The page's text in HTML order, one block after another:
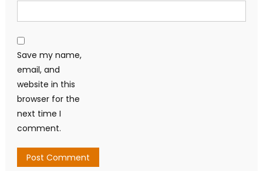
Save my name,
email, and
website in this
browser for the
next time I
comment.